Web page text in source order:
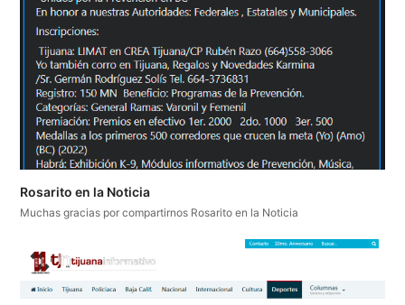
Rosarito en la Noticia
Muchas gracias por compartirnos Rosarito en la Noticia